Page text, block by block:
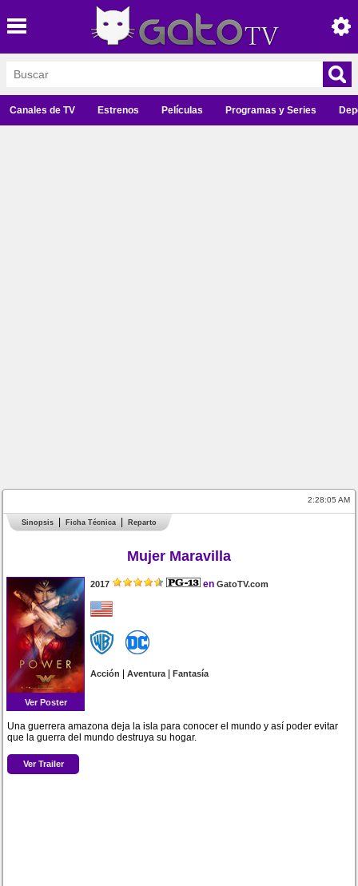
Canales de TV Estrenos Películas Programas y Series
2:28:05 AM
Sinopsis Ficha Técnica Reparto
Mujer Maravilla
Ver Poster
2017 en GatoTV.com
Acción |Aventura|Fantasía
Una guerrera amazona deja la isla para conocer el mundo y así poder evitar
que la guerra del mundo destruya su hogar.
Ver Trailer